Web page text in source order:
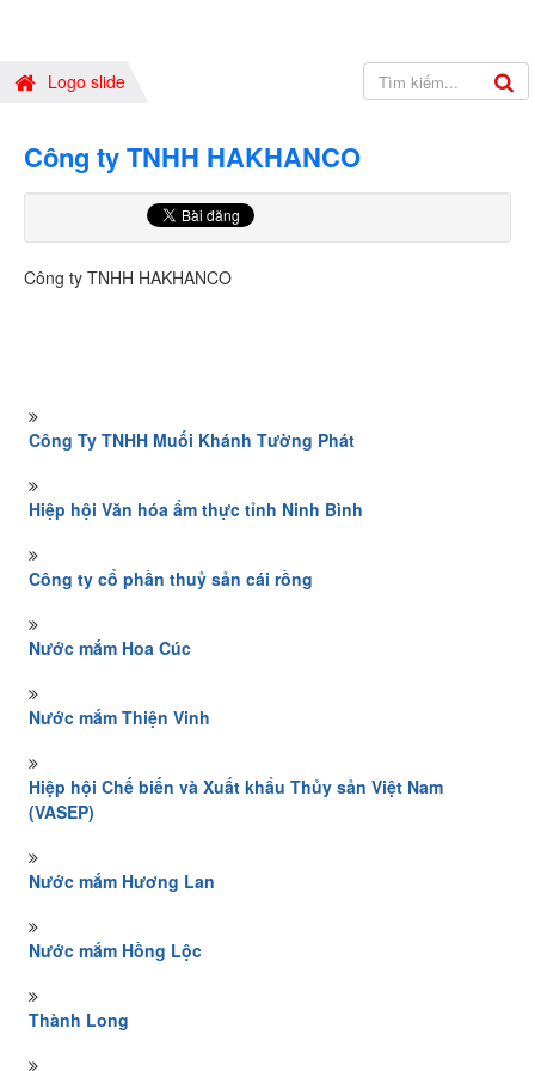
Logo slide
Công ty TNHH HAKHANCO
Công ty TNHH HAKHANCO
Công Ty TNHH Muối Khánh Tường Phát
Hiệp hội Văn hóa ẩm thực tỉnh Ninh Bình
Công ty cổ phần thuỷ sản cái rồng
Nước mắm Hoa Cúc
Nước mắm Thiện Vinh
Hiệp hội Chế biến và Xuất khẩu Thủy sản Việt Nam
(VASEP)
Nước mắm Hương Lan
Nước mắm Hồng Lộc
Thành Long